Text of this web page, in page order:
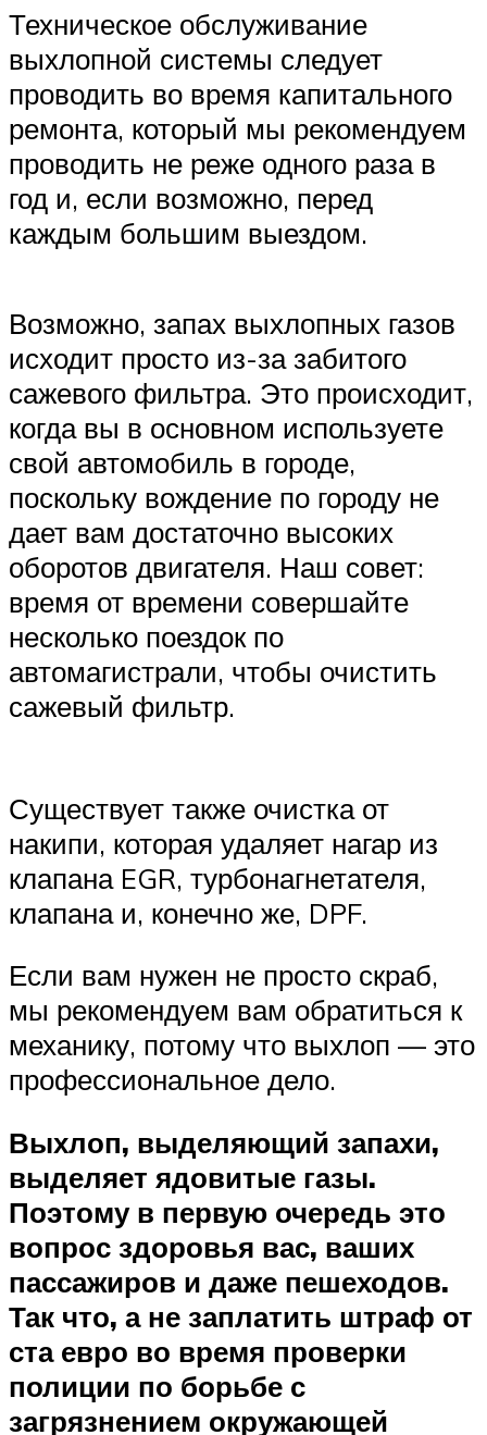
Техническое обслуживание
выхлопной системы следует
проводить во время капитального
ремонта, который мы рекомендуем
проводить не реже одного раза в
год и, если возможно, перед
каждым большим выездом.
Возможно, запах выхлопных газов
исходит просто из-за забитого
сажевого фильтра. Это происходит,
когда вы в основном используете
свой автомобиль в городе,
поскольку вождение по городу не
дает вам достаточно высоких
оборотов двигателя. Наш совет:
время от времени совершайте
несколько поездок по
автомагистрали, чтобы очистить
сажевый фильтр.
Существует также очистка от
накипи, которая удаляет нагар из
клапана EGR, турбонагнетателя,
клапана и, конечно же, DPF.
Если вам нужен не просто скраб,
мы рекомендуем вам обратиться к
механику, потому что выхлоп — это
профессиональное дело.
Выхлоп, выделяющий запахи,
выделяет ядовитые газы.
Поэтому в первую очередь это
вопрос здоровья вас, ваших
пассажиров и даже пешеходов.
Так что, а не заплатить штраф от
ста евро во время проверки
полиции по борьбе с
загрязнением окружающей